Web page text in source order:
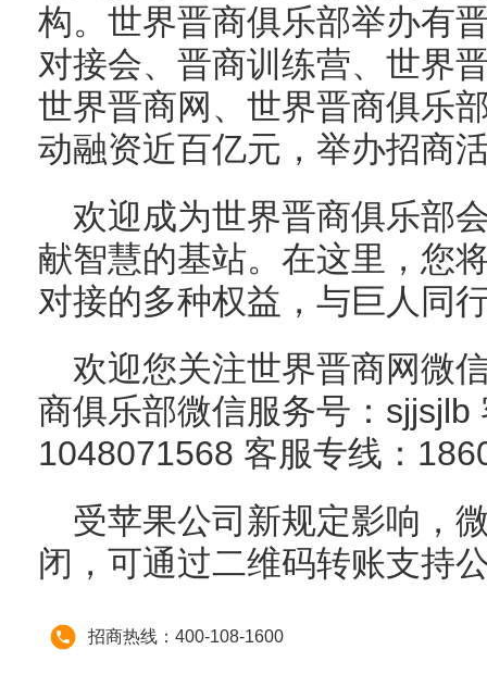
构。世界晋商俱乐部举办有
对接会、晋商训练营、世界
世界晋商网、世界晋商俱乐
动融资近百亿元，举办招商
欢迎成为世界晋商俱乐部
献智慧的基站。在这里，您
对接的多种权益，与巨人同
欢迎您关注世界晋商网微
商俱乐部微信服务号：sjjsjlb
1048071568 客服专线：
受苹果公司新规定影响，
闭，可通过二维码转账支持
招商热线：400-108-1600